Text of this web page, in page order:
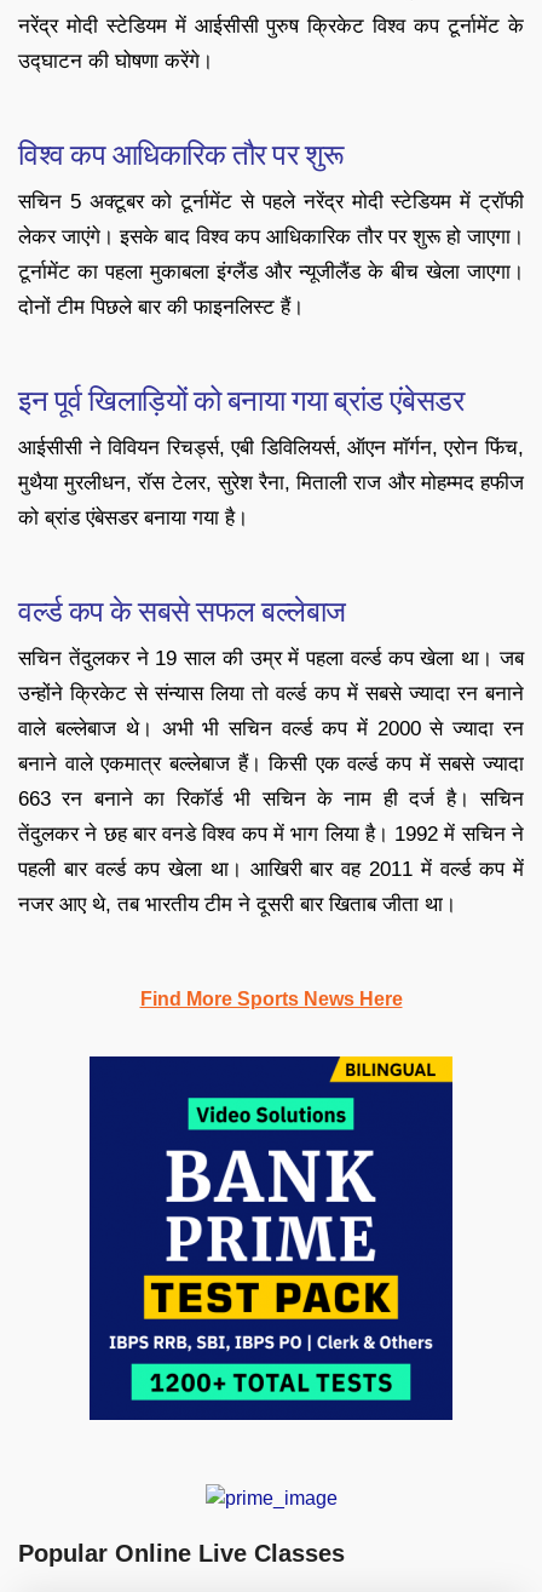
नरेंद्र मोदी स्टेडियम में आईसीसी पुरुष क्रिकेट विश्व कप टूर्नामेंट के
उद्घाटन की घोषणा करेंगे।
विश्व कप आधिकारिक तौर पर शुरू
सचिन 5 अक्टूबर को टूर्नामेंट से पहले नरेंद्र मोदी स्टेडियम में ट्रॉफी
लेकर जाएंगे। इसके बाद विश्व कप आधिकारिक तौर पर शुरू हो जाएगा।
टूर्नामेंट का पहला मुकाबला इंग्लैंड और न्यूजीलैंड के बीच खेला जाएगा।
दोनों टीम पिछले बार की फाइनलिस्ट हैं।
इन पूर्व खिलाड़ियों को बनाया गया ब्रांड एंबेसडर
आईसीसी ने विवियन रिचर्ड्स, एबी डिविलियर्स, ऑएन मॉर्गन, एरोन फिंच,
मुथैया मुरलीधन, रॉस टेलर, सुरेश रैना, मिताली राज और मोहम्मद हफीज
को ब्रांड एंबेसडर बनाया गया है।
वर्ल्ड कप के सबसे सफल बल्लेबाज
सचिन तेंदुलकर ने 19 साल की उम्र में पहला वर्ल्ड कप खेला था। जब
उन्होंने क्रिकेट से संन्यास लिया तो वर्ल्ड कप में सबसे ज्यादा रन बनाने
वाले बल्लेबाज थे। अभी भी सचिन वर्ल्ड कप में 2000 से ज्यादा रन
बनाने वाले एकमात्र बल्लेबाज हैं। किसी एक वर्ल्ड कप में सबसे ज्यादा
663 रन बनाने का रिकॉर्ड भी सचिन के नाम ही दर्ज है। सचिन
तेंदुलकर ने छह बार वनडे विश्व कप में भाग लिया है। 1992 में सचिन ने
पहली बार वर्ल्ड कप खेला था। आखिरी बार वह 2011 में वर्ल्ड कप में
नजर आए थे, तब भारतीय टीम ने दूसरी बार खिताब जीता था।
Find More Sports News Here
Popular Online Live Classes